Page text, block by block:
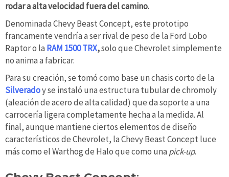
rodar a alta velocidad fuera del camino.
Denominada Chevy Beast Concept, este prototipo
francamente vendría a ser rival de peso de la Ford Lobo
Raptor o la RAM 1500 TRX,solo que Chevrolet simplemente
no anima a fabricar.
Para su creación, se tomó como base un chasis corto de la
Silveradoy se instaló una estructura tubular de chromoly
(aleación de acero de alta calidad) que da soporte a una
carrocería ligera completamente hecha a la medida. Al
final, aunque mantiene ciertos elementos de diseño
característicos de Chevrolet, la Chevy Beast Concept luce
más como el Warthog de Halo que como una pick-up.